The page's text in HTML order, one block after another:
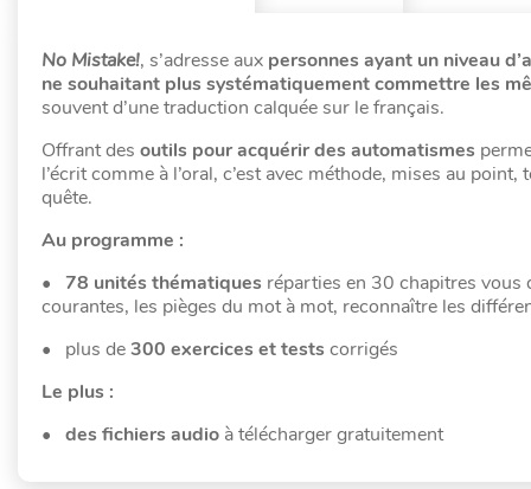
No Mistake!, s’adresse aux personnes ayant un niveau
ne souhaitant plus systématiquement commettre les
souvent d’une traduction calquée sur le français.
Offrant des outils pour acquérir des automatismes
l’écrit comme à l’oral, c’est avec méthode, mises au
quête.
Au programme :
• 78 unités thématiques réparties en 30 chapitres vous
courantes, les pièges du mot à mot, reconnaître les
• plus de300 exercices et tests corrigés
Le plus :
• des fichiers audio à télécharger gratuitement